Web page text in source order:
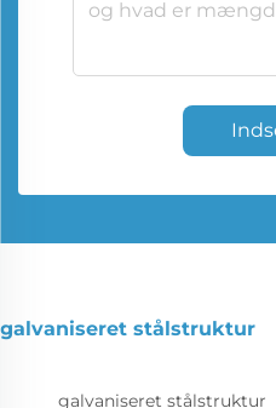
galvaniseret stålstruktur
galvaniseret stålstruktur